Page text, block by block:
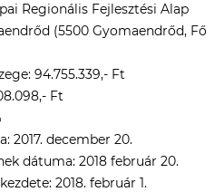
Regionális Fejlesztési Alap
(5500 Gyomaendrőd, Fő
94.755.339,- Ft
Ft
2017. december 20.
dátuma: 2018 február 20.
2018. február 1.